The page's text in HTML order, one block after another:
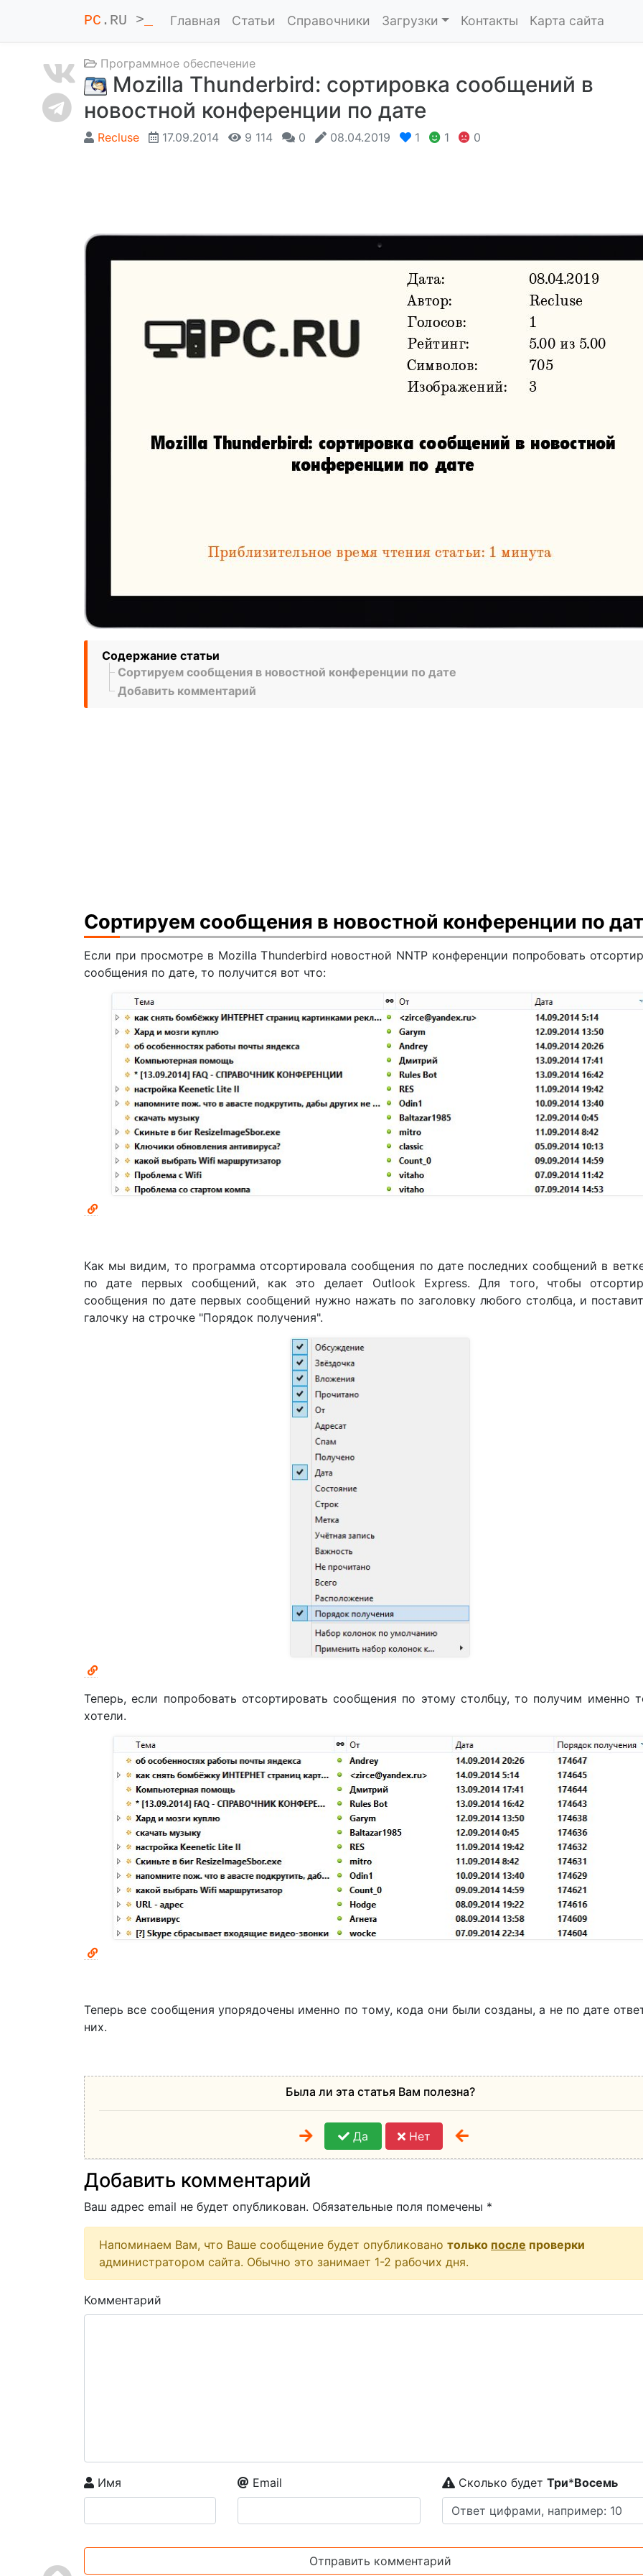
PC .RU > Главная Статьи Справочники Загрузки Контакты Карта сайта
Программное обеспечение
Mozilla Thunderbird: сортировка сообщений в
новостной конференции по дате
Recluse 17.09.2014 9 114 0 08.04.2019 1 1 0
Содержание статьи
Сортируем сообщения в новостной конференции по дате
Добавить комментарий
Сортируем сообщения в новостной конференции по
Если при просмотре в Mozilla Thunderbird новостной NNTP конференции попробовать
сообщения по дате, то получится вот что:
Как мы видим, то программа отсортировала сообщения по дате последних сообщений в
по дате первых сообщений, как это делает Outlook Express. Для того, чтобы
сообщения по дате первых сообщений нужно нажать по заголовку любого столбца, и
галочку на строчке "Порядок получения".
Теперь, если попробовать отсортировать сообщения по этому столбцу, то получим именно
хотели.
Теперь все сообщения упорядочены именно по тому, кода они были созданы, а не по дате
них.
Была ли эта статья Вам полезна?
Да Нет
Добавить комментарий
Ваш адрес email не будет опубликован. Обязательные поля помечены *
Напоминаем Вам, что Ваше сообщение будет опубликовано только после проверки
администратором сайта. Обычно это занимает 1-2 рабочих дня.
Комментарий
Имя Email Сколько будет Tpи*Boceмь